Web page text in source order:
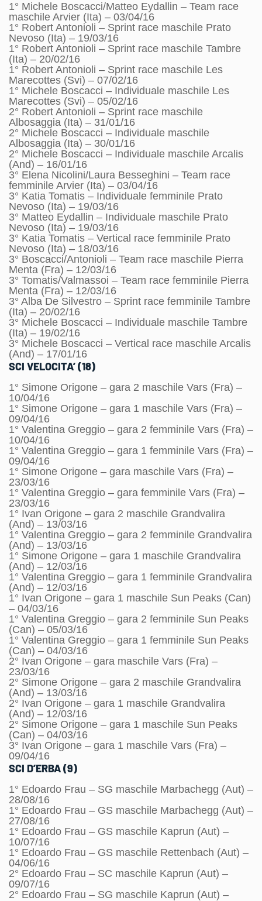
1° Michele Boscacci/Matteo Eydallin – Team race
maschile Arvier (Ita) – 03/04/16
1° Robert Antonioli – Sprint race maschile Prato
Nevoso (Ita) – 19/03/16
1° Robert Antonioli – Sprint race maschile Tambre
(Ita) – 20/02/16
1° Robert Antonioli – Sprint race maschile Les
Marecottes (Svi) – 07/02/16
1° Michele Boscacci – Individuale maschile Les
Marecottes (Svi) – 05/02/16
2° Robert Antonioli – Sprint race maschile
Albosaggia (Ita) – 31/01/16
2° Michele Boscacci – Individuale maschile
Albosaggia (Ita) – 30/01/16
2° Michele Boscacci – Individuale maschile Arcalis
(And) – 16/01/16
3° Elena Nicolini/Laura Besseghini – Team race
femminile Arvier (Ita) – 03/04/16
3° Katia Tomatis – Individuale femminile Prato
Nevoso (Ita) – 19/03/16
3° Matteo Eydallin – Individuale maschile Prato
Nevoso (Ita) – 19/03/16
3° Katia Tomatis – Vertical race femminile Prato
Nevoso (Ita) – 18/03/16
3° Boscacci/Antonioli – Team race maschile Pierra
Menta (Fra) – 12/03/16
3° Tomatis/Valmassoi – Team race femminile Pierra
Menta (Fra) – 12/03/16
3° Alba De Silvestro – Sprint race femminile Tambre
(Ita) – 20/02/16
3° Michele Boscacci – Individuale maschile Tambre
(Ita) – 19/02/16
3° Michele Boscacci – Vertical race maschile Arcalis
(And) – 17/01/16
SCI VELOCITA’ (18)
1° Simone Origone – gara 2 maschile Vars (Fra) –
10/04/16
1° Simone Origone – gara 1 maschile Vars (Fra) –
09/04/16
1° Valentina Greggio – gara 2 femminile Vars (Fra) –
10/04/16
1° Valentina Greggio – gara 1 femminile Vars (Fra) –
09/04/16
1° Simone Origone – gara maschile Vars (Fra) –
23/03/16
1° Valentina Greggio – gara femminile Vars (Fra) –
23/03/16
1° Ivan Origone – gara 2 maschile Grandvalira
(And) – 13/03/16
1° Valentina Greggio – gara 2 femminile Grandvalira
(And) – 13/03/16
1° Simone Origone – gara 1 maschile Grandvalira
(And) – 12/03/16
1° Valentina Greggio – gara 1 femminile Grandvalira
(And) – 12/03/16
1° Ivan Origone – gara 1 maschile Sun Peaks (Can)
– 04/03/16
1° Valentina Greggio – gara 2 femminile Sun Peaks
(Can) – 05/03/16
1° Valentina Greggio – gara 1 femminile Sun Peaks
(Can) – 04/03/16
2° Ivan Origone – gara maschile Vars (Fra) –
23/03/16
2° Simone Origone – gara 2 maschile Grandvalira
(And) – 13/03/16
2° Ivan Origone – gara 1 maschile Grandvalira
(And) – 12/03/16
2° Simone Origone – gara 1 maschile Sun Peaks
(Can) – 04/03/16
3° Ivan Origone – gara 1 maschile Vars (Fra) –
09/04/16
SCI D’ERBA (9)
1° Edoardo Frau – SG maschile Marbachegg (Aut) –
28/08/16
1° Edoardo Frau – GS maschile Marbachegg (Aut) –
27/08/16
1° Edoardo Frau – GS maschile Kaprun (Aut) –
10/07/16
1° Edoardo Frau – GS maschile Rettenbach (Aut) –
04/06/16
2° Edoardo Frau – SC maschile Kaprun (Aut) –
09/07/16
2° Edoardo Frau – SG maschile Kaprun (Aut) –